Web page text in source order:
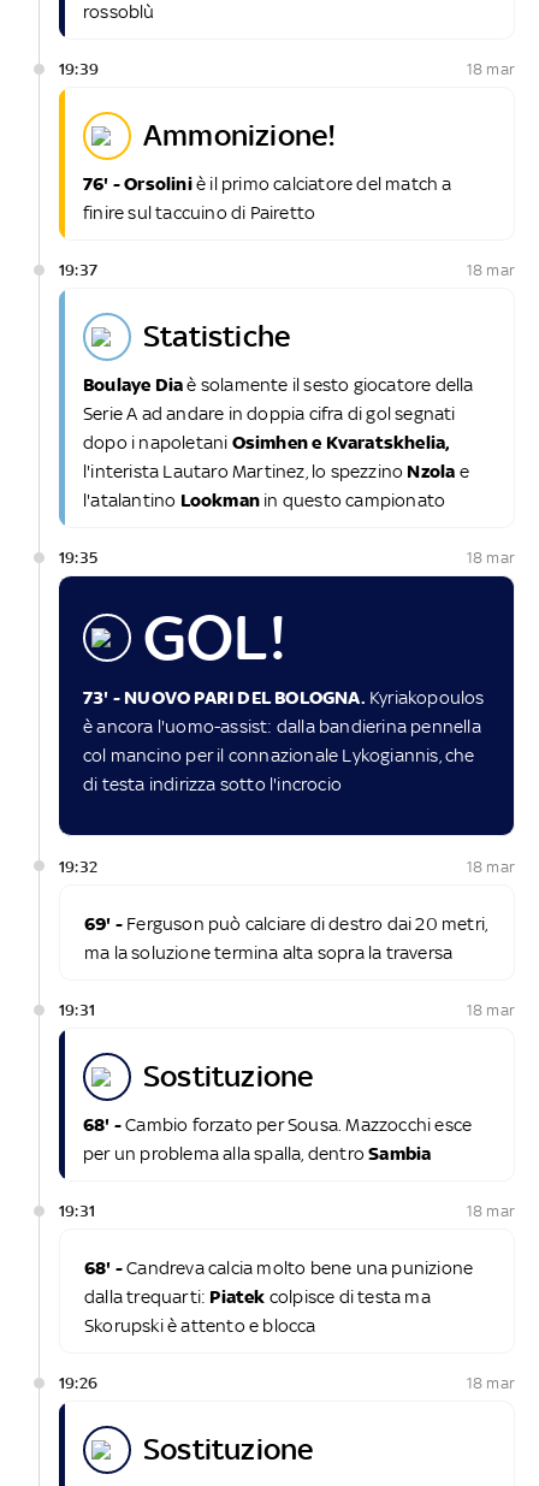
rossoblù
19:39 18 mar
ammonizione!
76' - Orsoliniè il primo calciatore del match a
finire sul taccuino di Pairetto
19:37 18 mar
statistiche
Boulaye Diaè solamente il sesto giocatore della
Serie A ad andare in doppia cifra di gol segnati
dopo i napoletani Osimhen e Kvaratskhelia,
l'interista Lautaro Martinez, lo spezzino Nzola e
l'atalantino Lookman in questo campionato
19:35 18 mar
GOL!
73' - NUOVO PARI DEL BOLOGNA. Kyriakopoulos
è ancora l'uomo-assist: dalla bandierina pennella
col mancino per il connazionale Lykogiannis, che
di testa indirizza sotto l'incrocio
19:32 18 mar
69' - Ferguson può calciare di destro dai 20 metri,
ma la soluzione termina alta sopra la traversa
19:31 18 mar
sostituzione
68' -Cambio forzato per Sousa. Mazzocchi esce
per un problema alla spalla, dentro Sambia
19:31 18 mar
68' -Candreva calcia molto bene una punizione
dalla trequarti: Piatek colpisce di testa ma
Skorupski è attento e blocca
19:26 18 mar
sostituzione